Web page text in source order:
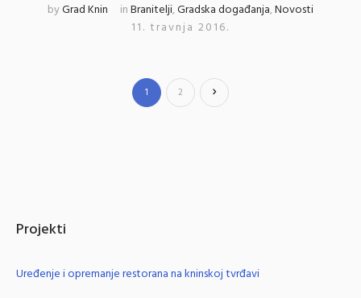
byGrad Knin inBranitelji,Gradska događanja,Novosti
11. travnja 2016.
1 2
Projekti
Uređenje i opremanje restorana na kninskoj tvrđavi